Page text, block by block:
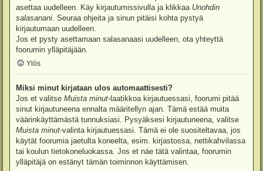
asettaa uudelleen. Käy kirjautumissivulla ja klikkaa Unohdin
salasanani . Seuraa ohjeita ja sinun pitäisi kohta pystyä
kirjautumaan uudelleen.
Jos et pysty asettamaan salasanaasi uudelleen, ota yhteyttä
foorumin ylläpitäjään.
Ylös
Miksi minut kirjataan ulos automaattisesti?
Jos et valitse Muista minut-laatikkoa kirjautuessasi, foorumi pitää
sinut kirjautuneena ennalta määritellyn ajan. Tämä estää muita
väärinkäyttämästä tunnuksiasi. Pysyäksesi kirjautuneena, valitse
Muista minut-valinta kirjautuessasi. Tämä ei ole suositeltavaa, jos
käytät foorumia jaetulta koneelta, esim. kirjastossa, nettikahvilassa
tai koulun tietokoneluokassa. Jos et näe tätä valintaa, foorumin
ylläpitäjä on estänyt tämän toiminnon käyttämisen.